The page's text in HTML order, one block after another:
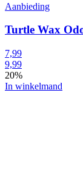
Aanbieding
Turtle Wax
7,99
9,99
20%
In winkelmand